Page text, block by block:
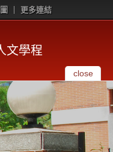
更多連結
文學程
close